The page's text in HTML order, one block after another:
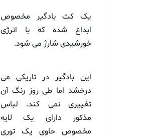
یک کت بادگیر مخصوص
ابداع شده که با انرژی
خورشیدی شارژ می شود.
این بادگیر در تاریکی می
درخشد اما طی روز رنگ آن
تغییری نمی کند. لباس
مذکور دارای یک لایه
مخصوص حاوی یک توری